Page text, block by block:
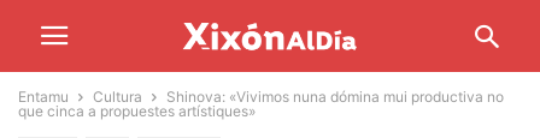
Entamu Cultura
Shinova: «Vivimos nuna dómina mui productiva no
que cinca a propuestes artístiques»